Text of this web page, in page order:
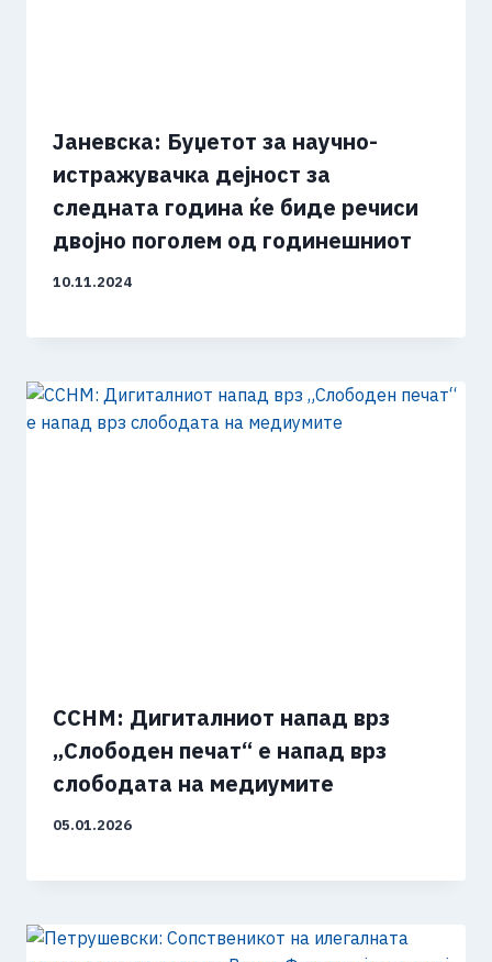
Јаневска: Буџетот за научно-
истражувачка дејност за
следната година ќе биде речиси
двојно поголем од годинешниот
10.11.2024
ССНМ: Дигиталниот напад врз
„Слободен печат“ е напад врз
слободата на медиумите
05.01.2026